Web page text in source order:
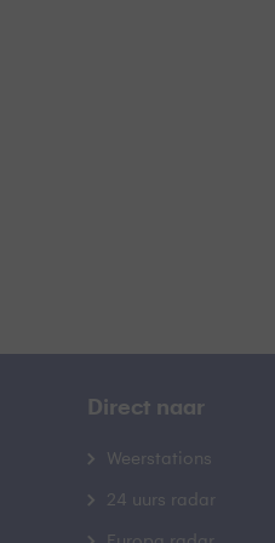
Direct naar
Weerstations
24 uurs radar